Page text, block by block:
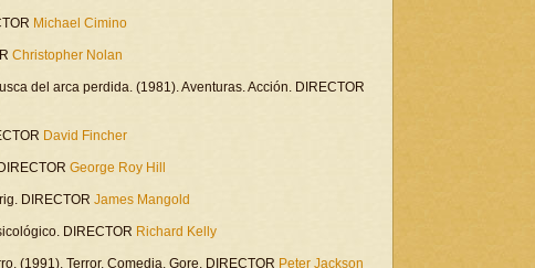
Michael Cimino
Christopher Nolan
del arca perdida. (1981). Aventuras. Acción. DIRECTOR
David Fincher
George Roy Hill
DIRECTOR James Mangold
DIRECTOR Richard Kelly
(1991). Terror. Comedia. Gore. DIRECTOR Peter Jackson